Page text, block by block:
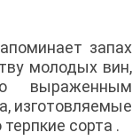
запах
молодых вин,
выраженным
изготовляемые
сорта .